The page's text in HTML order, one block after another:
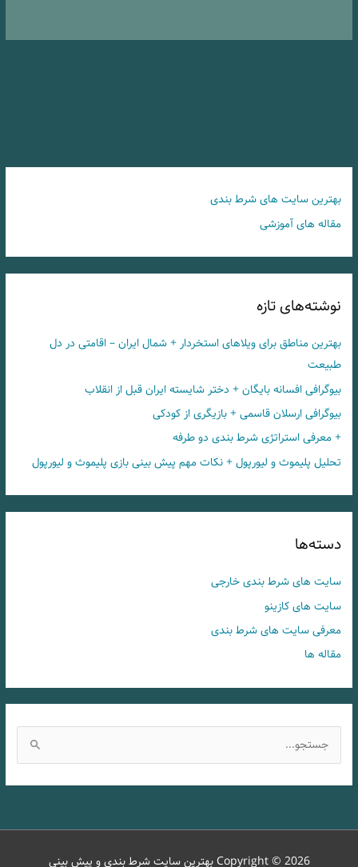
بهترین سایت های شرط بندی
مقاله های آموزشی
نوشته‌های تازه
بهترین مناطق برای ویلاهای استخردار + شمال ایران – اقامتی در دل
طبیعت
بیوگرافی افسانه بایگان + دختر شایسته ایران قبل از انقلاب
بیوگرافی ارسلان قاسمی + بازیگری از کودکی
+ معرفی استراتژی شرط بندی دو طرفه
تحلیل پلیموث و لیورپول + نکات مهم پیش بینی بازی پلیموث و لیورپول
دسته‌ها
سایت های شرط بندی خارجی
سایت های کازینو
معرفی سایت های شرط بندی
مقاله ها
Copyright © 2026 بهترین سایت شرط بندی و پیش بینی